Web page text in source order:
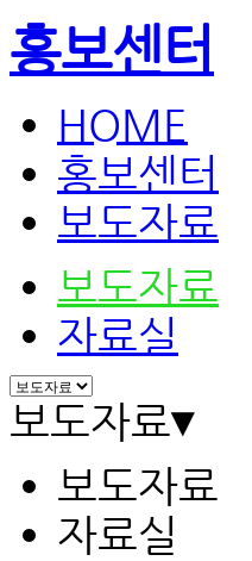
홍보센터
HOME
홍보센터
보도자료
보도자료
자료실
보도자료▾
보도자료
자료실